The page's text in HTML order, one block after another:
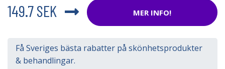
149.7 SEK
MER INFO!
Få Sveriges bästa rabatter på skönhetsprodukter
& behandlingar.